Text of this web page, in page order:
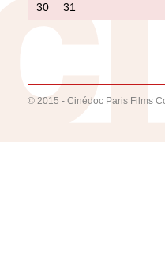
30
31
© 2015 - Cinédoc Paris Films